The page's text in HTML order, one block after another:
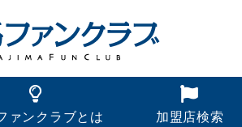
ァンクラブとは 加盟店検索